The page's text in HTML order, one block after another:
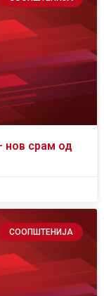
нов срам од
СООПШТЕНИЈА